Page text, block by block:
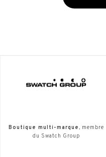
Boutique multi-marque, membre
du Swatch Group